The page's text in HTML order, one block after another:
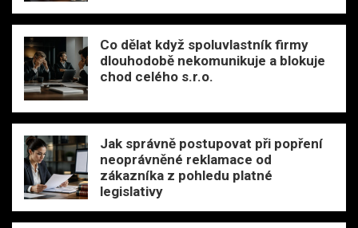
Co dělat když spoluvlastník firmy
dlouhodobě nekomunikuje a blokuje
chod celého s.r.o.
Jak správně postupovat při popření
neoprávněné reklamace od
zákazníka z pohledu platné
legislativy